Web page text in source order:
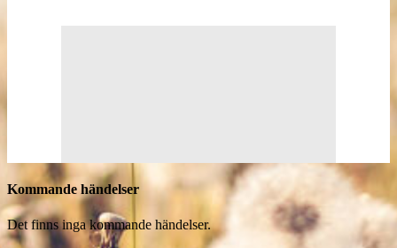
Kommande händelser
Det finns inga kommande händelser.